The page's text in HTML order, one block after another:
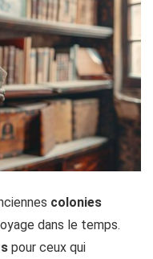
colonies
dans le temps.
pour ceux qui